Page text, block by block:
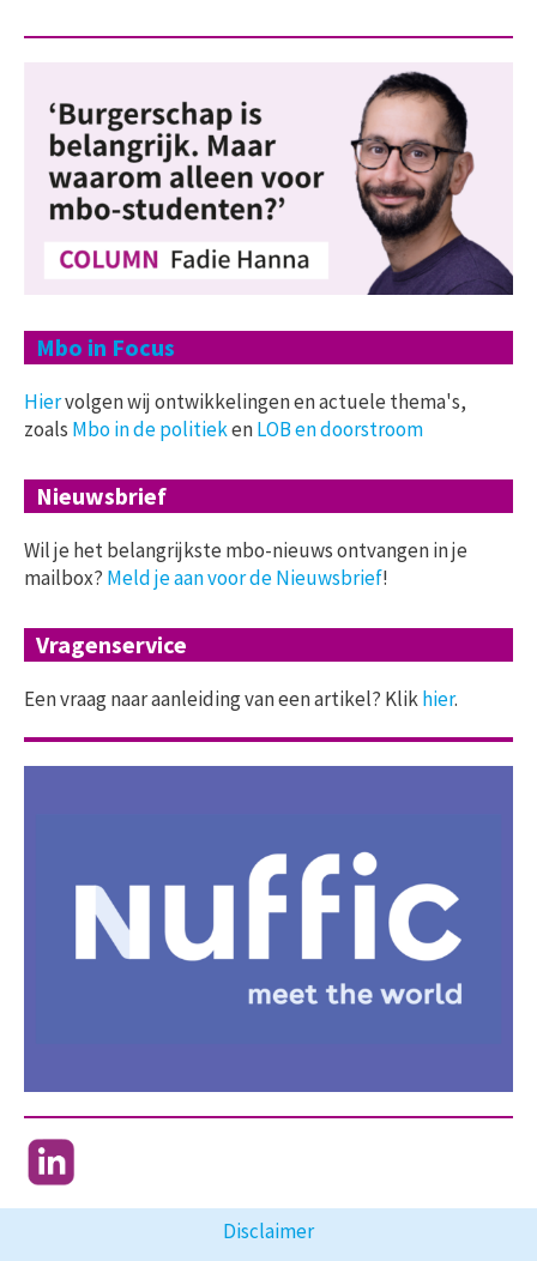
Mbo in Focus
Hiervolgen wij ontwikkelingen en actuele thema's,
zoals Mbo in de politiekenLOB en doorstroom
Nieuwsbrief
Wil je het belangrijkste mbo-nieuws ontvangen in je
mailbox? Meld je aan voor de Nieuwsbrief!
Vragenservice
Een vraag naar aanleiding van een artikel? Klikhier.
Disclaimer